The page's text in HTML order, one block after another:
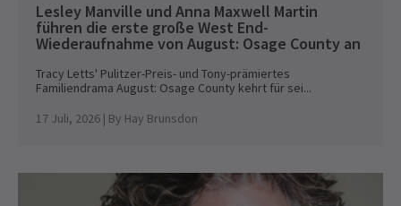
Lesley Manville und Anna Maxwell Martin
führen die erste große West End-
Wiederaufnahme von August: Osage County an
Tracy Letts' Pulitzer-Preis- und Tony-prämiertes
Familiendrama August: Osage County kehrt für sei...
17 Juli, 2026 | By Hay Brunsdon